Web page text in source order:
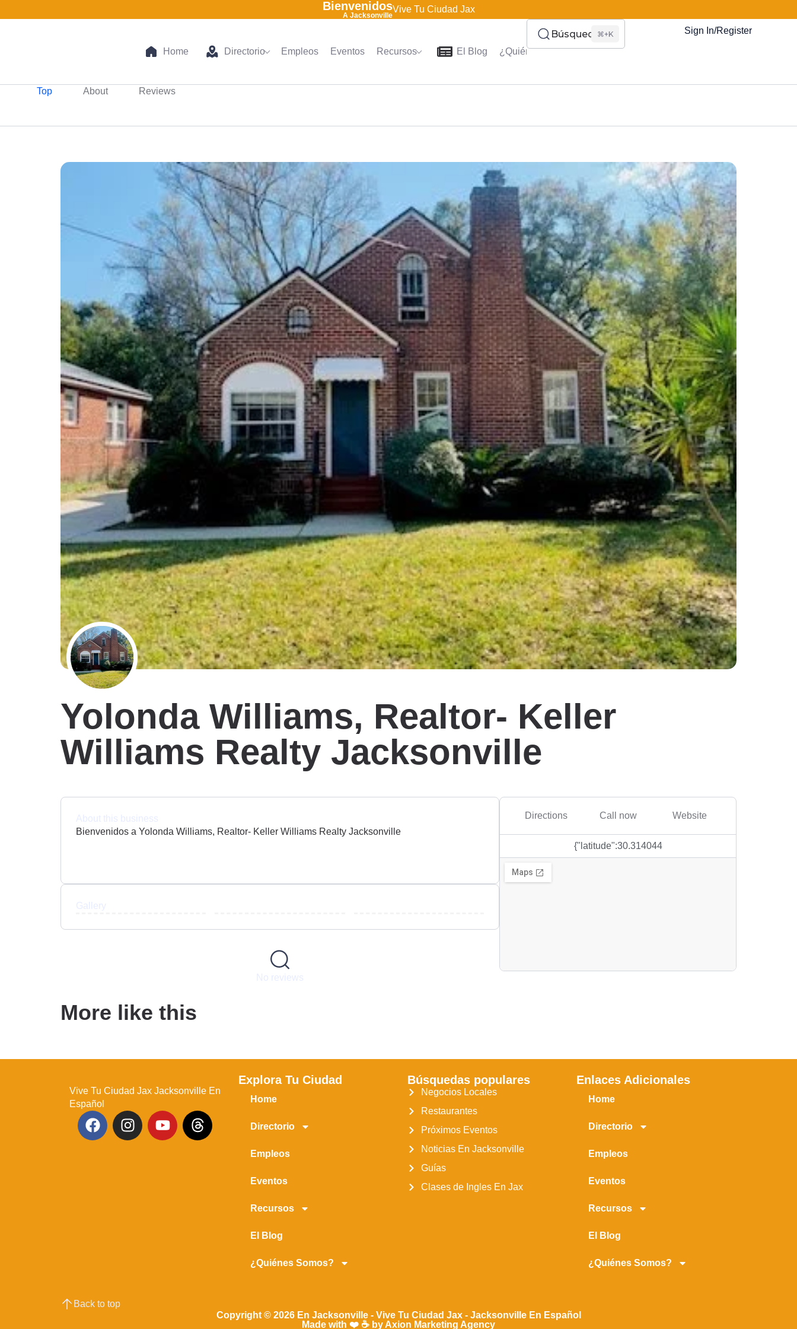
Bienvenidos
A Jacksonville
Vive Tu Ciudad Jax
Home Directorio Empleos Eventos Recursos El Blog ¿Quiénes Somos?
Búsqueda⌘+K Sign In/Register
Top About Reviews
Yolonda Williams, Realtor- Keller
Williams Realty Jacksonville
About this business
Bienvenidos a Yolonda Williams, Realtor- Keller Williams Realty Jacksonville
Gallery
No reviews
Directions Call now Website
{"latitude":30.314044
More like this
Vive Tu Ciudad Jax Jacksonville En
Español
Explora Tu Ciudad
Home
Directorio
Empleos
Eventos
Recursos
El Blog
¿Quiénes Somos?
Búsquedas populares
Negocios Locales
Restaurantes
Próximos Eventos
Noticias En Jacksonville
Guías
Clases de Ingles En Jax
Enlaces Adicionales
Home
Directorio
Empleos
Eventos
Recursos
El Blog
¿Quiénes Somos?
Back to top
Copyright © 2026 En Jacksonville - Vive Tu Ciudad Jax - Jacksonville En Español
Made with ❤️ ☕ by Axion Marketing Agency